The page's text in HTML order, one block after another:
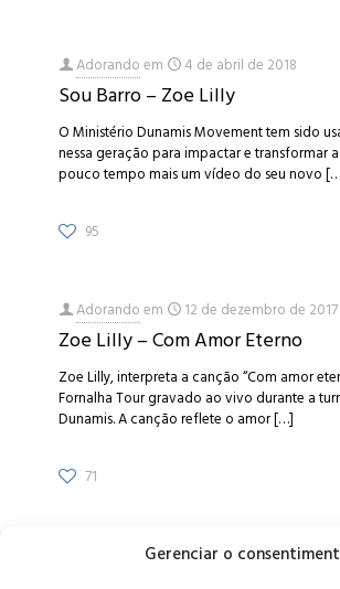
Gerenciar o
Adorandoem 4 de abril de 2018
Sou Barro – Zoe Lilly
O Ministério Dunamis Movement tem sido
nessa geração para impactar e transformar
pouco tempo mais um vídeo do seu novo
95
Adorandoem 12 de dezembro de 2017
Zoe Lilly – Com Amor Eterno
Zoe Lilly, interpreta a canção “Com amor
Fornalha Tour gravado ao vivo durante a
Dunamis. A canção reflete o amor[…]
71